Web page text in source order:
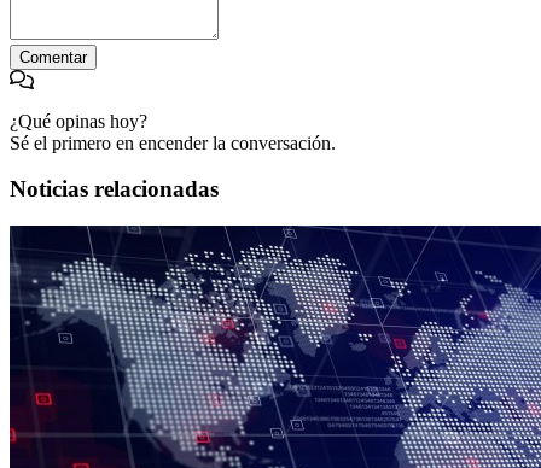
Comentar
¿Qué opinas hoy?
Sé el primero en encender la conversación.
Noticias relacionadas